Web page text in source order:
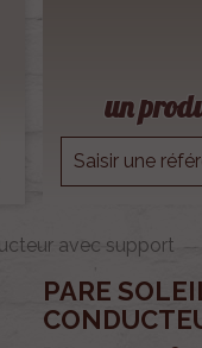
un
avec support
PARE